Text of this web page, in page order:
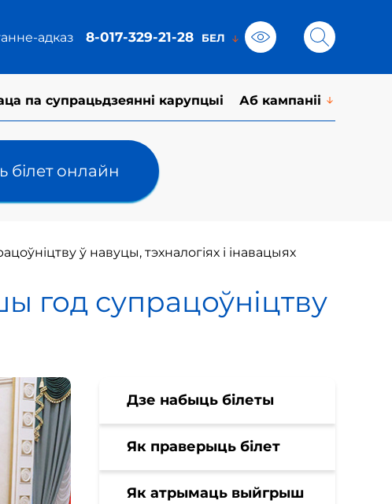
адказ 8-017-329-21-28
па супрацьдзеянні карупцыі Аб кампаніі
білет онлайн
ў навуцы, тэхналогіях і інавацыях
год супрацоўніцтву
Дзе набыць білеты
Як праверыць білет
Як атрымаць выйгрыш